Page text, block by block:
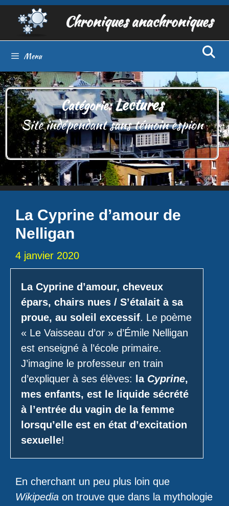
Aller
contenu
Chroniques anachroniques
Menu
Catégorie:Lectures
Site indépendant sans témoin espion
La Cyprine d’amour de
Nelligan
4 janvier 2020
La Cyprine d’amour, cheveux
épars, chairs nues / S’étalait à sa
proue, au soleil excessif. Le poème
« Le Vaisseau d’or » d’Émile Nelligan
est enseigné à l’école primaire.
J’imagine le professeur en train
d’expliquer à ses élèves:
la Cyprine,
mes enfants, est le liquide sécrété
à l’entrée du vagin de la femme
lorsqu’elle est en état d’excitation
sexuelle!
En cherchant un peu plus loin que
Wikipedia on trouve que dans la mythologie